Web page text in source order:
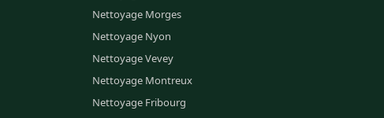
Nettoyage Morges
Nettoyage Nyon
Nettoyage Vevey
Nettoyage Montreux
Nettoyage Fribourg